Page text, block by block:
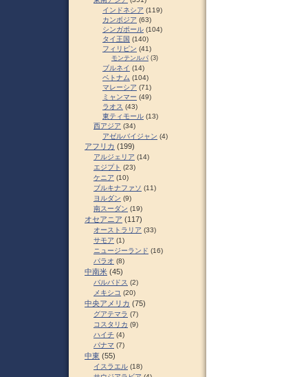
インドネシア (119)
カンボジア (63)
シンガポール (104)
タイ王国 (140)
フィリピン (41)
モンテンルパ (3)
ブルネイ (14)
ベトナム (104)
マレーシア (71)
ミャンマー (49)
ラオス (43)
東ティモール (13)
西アジア (34)
アゼルバイジャン (4)
アフリカ (199)
アルジェリア (14)
エジプト (23)
ケニア (10)
ブルキナファソ (11)
ヨルダン (9)
南スーダン (19)
オセアニア (117)
オーストラリア (33)
サモア (1)
ニュージーランド (16)
パラオ (8)
中南米 (45)
バルバドス (2)
メキシコ (20)
中央アメリカ (75)
グアテマラ (7)
コスタリカ (9)
ハイチ (4)
パナマ (7)
中東 (55)
イスラエル (18)